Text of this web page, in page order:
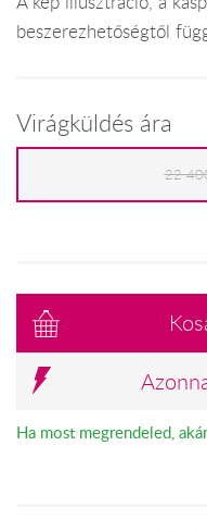
beszerezhetőségtől
Virágküldés ára
22
Ha most megrendeled,